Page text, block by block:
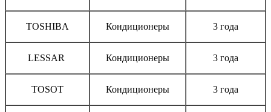
TOSHIBA Кондиционеры 3 года
LESSAR Кондиционеры 3 года
TOSOT Кондиционеры 3 года